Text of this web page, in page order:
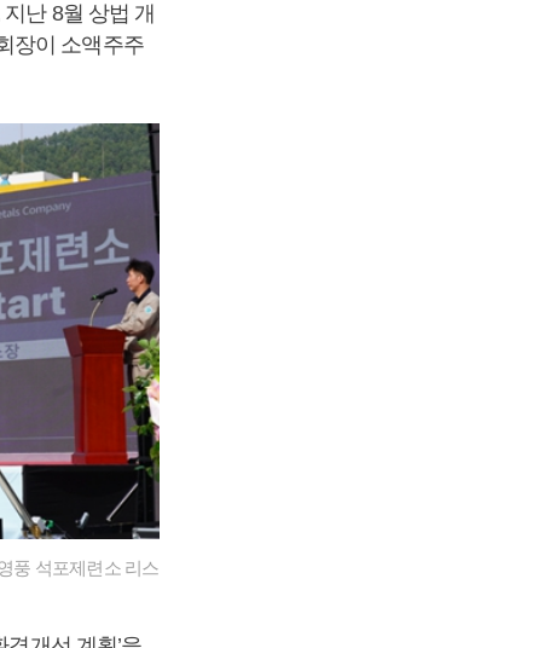
난 8월 상법 개
장이 소액주주
풍 석포제련소 리스